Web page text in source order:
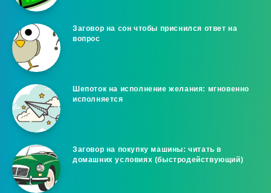
Заговор на сон чтобы приснился ответ на
вопрос
Шепоток на исполнение желания: мгновенно
исполняется
Заговор на покупку машины: читать в
домашних условиях (быстродействующий)